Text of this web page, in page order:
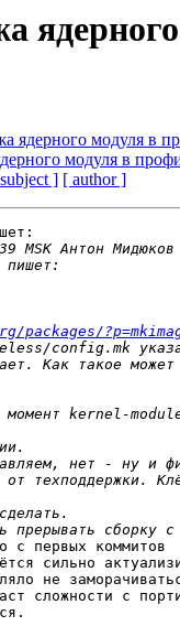
ядерного модуля в
модуля в
] [ author ]
первых коммитов
сильно
не
сложности с